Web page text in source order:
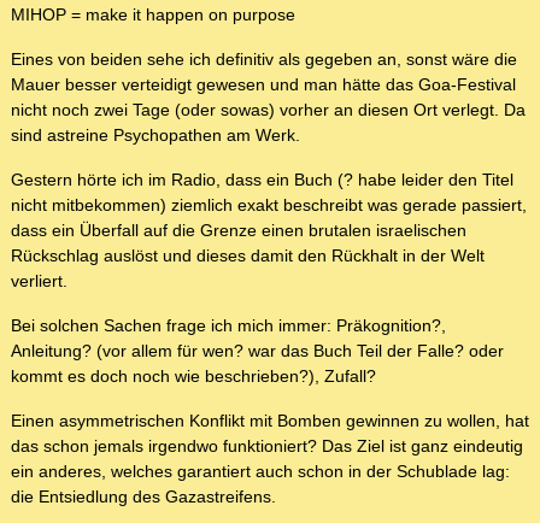
MIHOP = make it happen on purpose
Eines von beiden sehe ich definitiv als gegeben an, sonst wäre die
Mauer besser verteidigt gewesen und man hätte das Goa-Festival
nicht noch zwei Tage (oder sowas) vorher an diesen Ort verlegt. Da
sind astreine Psychopathen am Werk.
Gestern hörte ich im Radio, dass ein Buch (? habe leider den Titel
nicht mitbekommen) ziemlich exakt beschreibt was gerade passiert,
dass ein Überfall auf die Grenze einen brutalen israelischen
Rückschlag auslöst und dieses damit den Rückhalt in der Welt
verliert.
Bei solchen Sachen frage ich mich immer: Präkognition?,
Anleitung? (vor allem für wen? war das Buch Teil der Falle? oder
kommt es doch noch wie beschrieben?), Zufall?
Einen asymmetrischen Konflikt mit Bomben gewinnen zu wollen, hat
das schon jemals irgendwo funktioniert? Das Ziel ist ganz eindeutig
ein anderes, welches garantiert auch schon in der Schublade lag:
die Entsiedlung des Gazastreifens.